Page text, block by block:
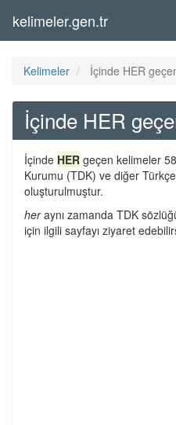
kelimeler.gen.tr
Kelimeler İçinde HER
İçinde HER
İçinde HER geçen kelimeler
Kurumu (TDK) ve diğer
oluşturulmuştur.
heraynı zamanda TDK
için ilgili sayfayı ziyaret